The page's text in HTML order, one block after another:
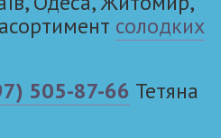
солодких
505-87-66 Тетяна